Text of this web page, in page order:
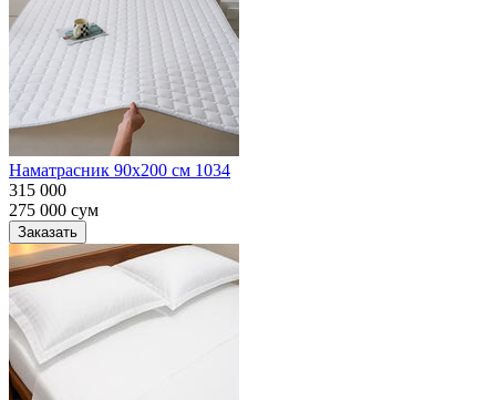
Наматрасник 90х200 см 1034
315 000
275 000 сум
Заказать